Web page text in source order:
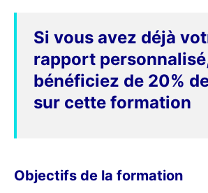
Si vous avez déjà
rapport
bénéficiez de 20%
sur cette formation
Objectifs de la formation